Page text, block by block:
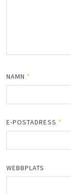
NAMN *
E-POSTADRESS *
WEBBPLATS